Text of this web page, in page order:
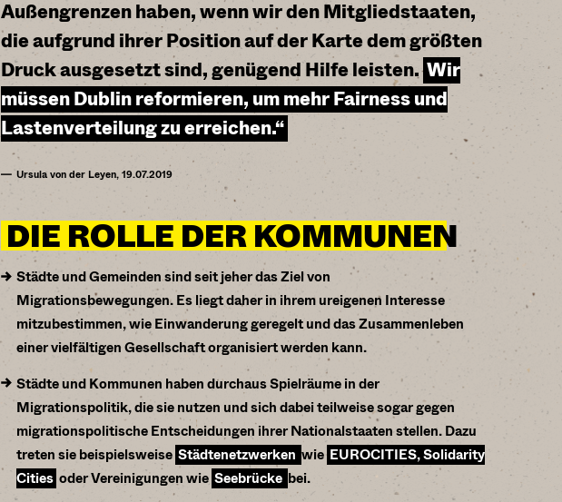
Außengrenzen haben, wenn wir den Mitgliedstaaten,
die aufgrund ihrer Position auf der Karte dem größten
Druck ausgesetzt sind, genügend Hilfe leisten.Wir
müssen Dublin reformieren, um mehr Fairness und
Lastenverteilung zu erreichen.“
Ursula von der Leyen, 19.07.2019
DIE ROLLE DER KOMMUNEN
Städte und Gemeinden sind seit jeher das Ziel von
Migrationsbewegungen. Es liegt daher in ihrem ureigenen Interesse
mitzubestimmen, wie Einwanderung geregelt und das Zusammenleben
einer vielfältigen Gesellschaft organisiert werden kann.
Städte und Kommunen haben durchaus Spielräume in der
Migrationspolitik, die sie nutzen und sich dabei teilweise sogar gegen
migrationspolitische Entscheidungen ihrer Nationalstaaten stellen. Dazu
treten sie beispielsweise Städtenetzwerken wie EUROCITIES, Solidarity
Cities oder Vereinigungen wie Seebrücke bei.